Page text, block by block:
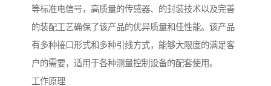
等标准电信号，高质量的传感器、的封装技术以及完善
的装配工艺确保了该产品的优异质量和佳性能。该产品
有多种接口形式和多种引线方式，能够大限度的满足客
户的需要，适用于各种测量控制设备的配套使用。
工作原理